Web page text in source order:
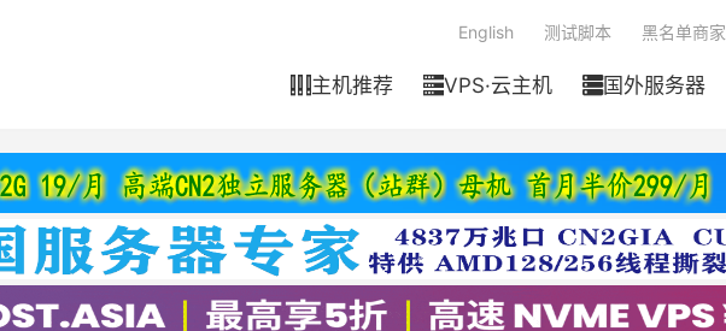
主机推荐 VPS·云主机 国外服务器
English 测试脚本 黑名单商家